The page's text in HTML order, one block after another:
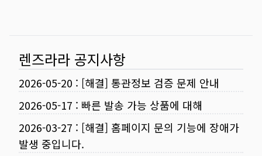
렌즈라라 공지사항
2026-05-20 : [해결] 통관정보 검증 문제 안내
2026-05-17 : 빠른 발송 가능 상품에 대해
2026-03-27 : [해결] 홈페이지 문의 기능에 장애가
발생 중입니다.